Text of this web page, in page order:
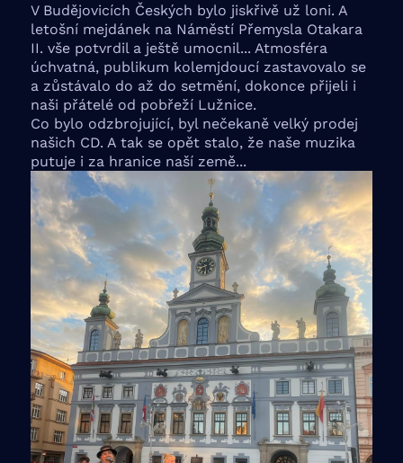
V Budějovicích Českých bylo jiskřivě už loni. A
letošní mejdánek na Náměstí Přemysla Otakara
II. vše potvrdil a ještě umocnil... Atmosféra
úchvatná, publikum kolemjdoucí zastavovalo se
a zůstávalo do až do setmění, dokonce přijeli i
naši přátelé od pobřeží Lužnice.
Co bylo odzbrojující, byl nečekaně velký prodej
našich CD. A tak se opět stalo, že naše muzika
putuje i za hranice naší země...